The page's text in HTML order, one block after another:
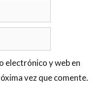
electrónico y web en
vez que comente.